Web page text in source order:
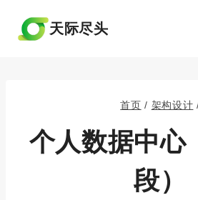
天际尽头
首页 / 架构设计
个人数据中心
段）